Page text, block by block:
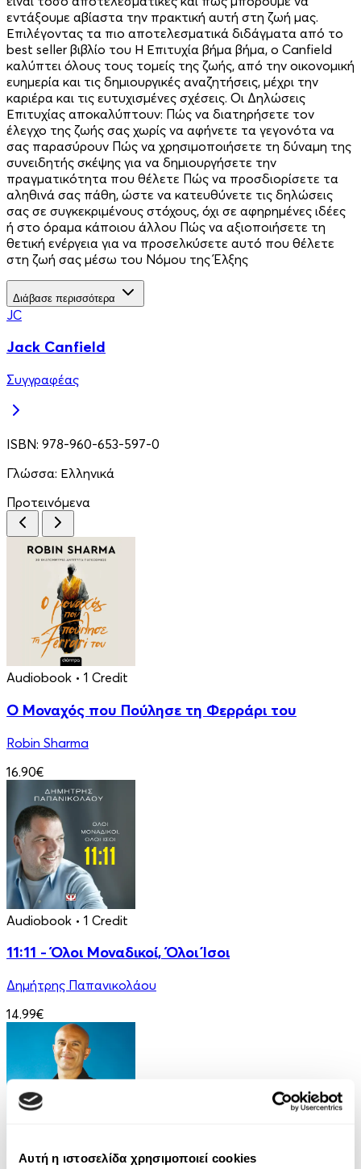
Αυτή η ιστοσελίδα χρησιμοποιεί cookies
εντάξουμε αβίαστα την πρακτική αυτή στη ζωή μας.
Επιλέγοντας τα πιο αποτελεσματικά διδάγματα από το
best seller βιβλίο του Η Επιτυχία βήμα βήμα, ο Canfield
καλύπτει όλους τους τομείς της ζωής, από την οικονομική
ευημερία και τις δημιουργικές αναζητήσεις, μέχρι την
καριέρα και τις ευτυχισμένες σχέσεις. Οι Δηλώσεις
Επιτυχίας αποκαλύπτουν: Πώς να διατηρήσετε τον
έλεγχο της ζωής σας χωρίς να αφήνετε τα γεγονότα να
σας παρασύρουν Πώς να χρησιμοποιήσετε τη δύναμη της
συνειδητής σκέψης για να δημιουργήσετε την
πραγματικότητα που θέλετε Πώς να προσδιορίσετε τα
αληθινά σας πάθη, ώστε να κατευθύνετε τις δηλώσεις
σας σε συγκεκριμένους στόχους, όχι σε αφηρημένες ιδέες
ή στο όραμα κάποιου άλλου Πώς να αξιοποιήσετε τη
θετική ενέργεια για να προσελκύσετε αυτό που θέλετε
στη ζωή σας μέσω του Νόμου της Έλξης
Διάβασε περισσότερα
JC
Jack Canfield
Συγγραφέας
ISBN: 978-960-653-597-0
Γλώσσα: Ελληνικά
Προτεινόμενα
Audiobook • 1 Credit
Ο Μοναχός που Πούλησε τη Φερράρι του
Robin Sharma
16.90€
Audiobook • 1 Credit
11:11 - Όλοι Μοναδικοί, Όλοι Ίσοι
Δημήτρης Παπανικολάου
14.99€
Audiobook • 1 Credit